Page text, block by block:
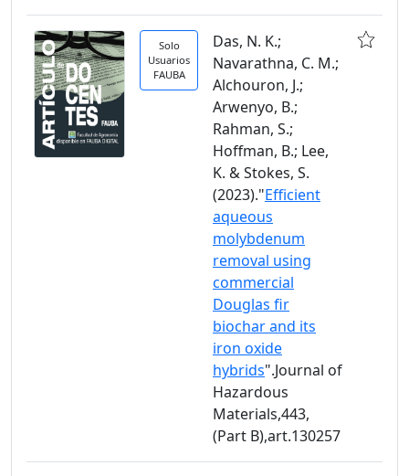
Solo
Usuarios
FAUBA
Das, N. K.;
Navarathna, C. M.;
Alchouron, J.;
Arwenyo, B.;
Rahman, S.;
Hoffman, B.; Lee,
K. & Stokes, S.
(2023)."Efficient
aqueous
molybdenum
removal using
commercial
Douglas fir
biochar and its
iron oxide
hybrids".Journal of
Hazardous
Materials,443,
(Part B),art.130257